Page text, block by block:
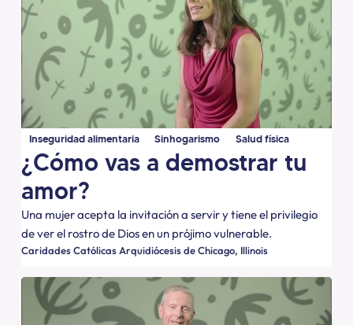
Inseguridad alimentaria Sinhogarismo Salud física
¿Cómo vas a demostrar tu
amor?
Una mujer acepta la invitación a servir y tiene el privilegio
de ver el rostro de Dios en un prójimo vulnerable.
Caridades Católicas Arquidiócesis de Chicago Illinois